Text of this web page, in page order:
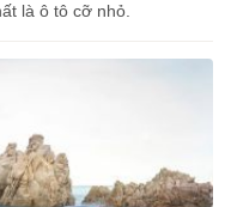
là ô tô cỡ nhỏ.